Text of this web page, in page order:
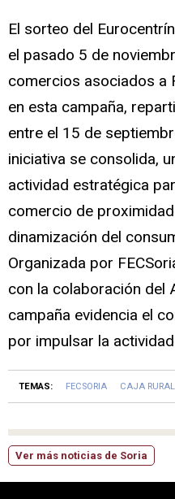
El sorteo del
el pasado 5 de
comercios asociados a
en esta campaña,
entre el 15 de
iniciativa se consolida,
actividad estratégica
comercio de
dinamización del
Organizada por
con la colaboración del
campaña evidencia el
por impulsar la
TEMAS: FECSORIA CAJA RURAL
Ver más noticias de Soria